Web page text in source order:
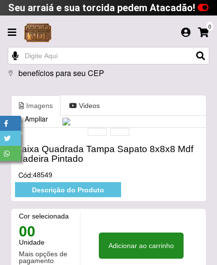
Seu arraiá e sua torcida pedem Atacadão!
0
benefícios para seu CEP
Imagens Videos
Ampliar
Caixa Quadrada Tampa Sapato 8x8x8 Mdf
Madeira Pintado
Cód:48549
Descrição do Produto
Cor selecionada
00
Unidade
Mais opções de
pagamento
Adicionar ao carrinho